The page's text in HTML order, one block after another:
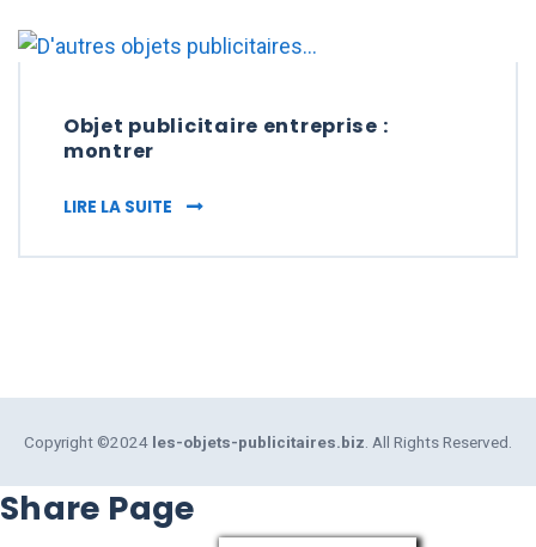
Objet publicitaire entreprise :
montrer
LIRE LA SUITE OBJET PUBLICITAIRE ENTREPRISE :
Copyright ©2024 les-objets-publicitaires.biz. All Rights Reserved.
Share Page